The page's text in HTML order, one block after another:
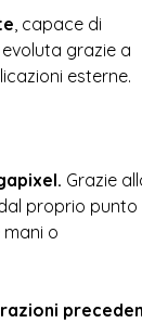
, capace di
grazie a
esterne.
Grazie
proprio punto
o